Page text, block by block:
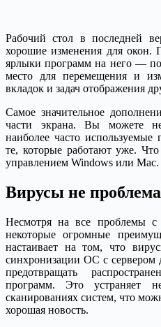
Рабочий стол в последней
хорошие изменения для окон.
ярлыки программ на него —
место для перемещения и
вкладок и задач отображения
Самое значительное
части экрана. Вы можете
наиболее часто
те, которые работают уже.
управлением Windows или Mac.
Вирусы не проблема
Несмотря на все проблемы
некоторые огромные
настаивает на том, что
синхронизации ОС с сервером
предотвращать
программ. Это устраняет
сканированиях систем, что
хорошая новость.